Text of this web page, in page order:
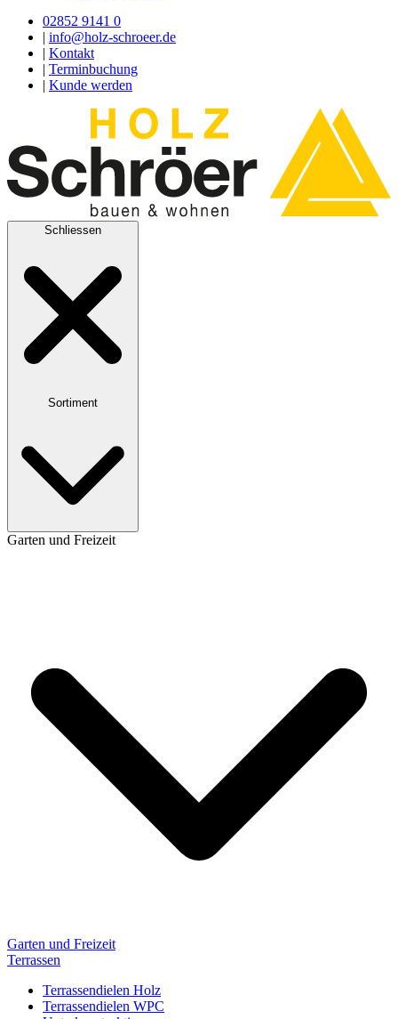
02852 9141 0
info@holz-schroeer.de
Kontakt
Terminbuchung
Kunde werden
Schliessen
Sortiment
Garten und Freizeit
Garten und Freizeit
Terrassen
Terrassendielen Holz
Terrassendielen WPC